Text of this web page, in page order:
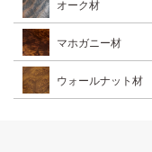
オーク材
マホガニー材
ウォールナット材